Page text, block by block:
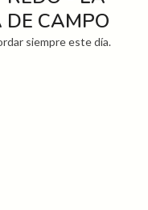
DE CAMPO
siempre este día.